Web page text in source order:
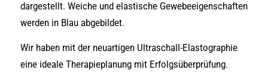
dargestellt. Weiche und elastische Gewebeeigenschaften
werden in Blau abgebildet.
Wir haben mit der neuartigen Ultraschall-Elastographie
eine ideale Therapieplanung mit Erfolgsüberprüfung.